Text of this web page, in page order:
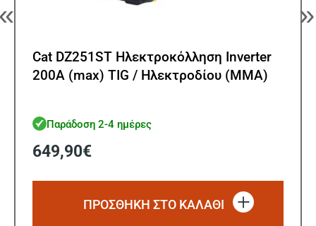
Cat DZ251ST Ηλεκτροκόλληση Inverter
200A (max) TIG / Ηλεκτροδίου (MMA)
Παράδοση 2-4 ημέρες
649,90€
ΠΡΟΣΘΗΚΗ ΣΤΟ ΚΑΛΑΘΙ
»